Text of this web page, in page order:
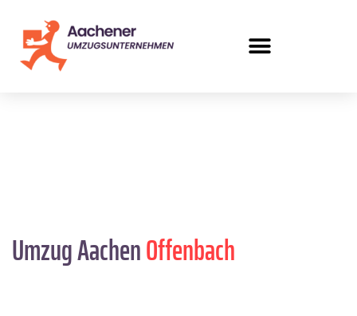
Umzug AachenOffenbach